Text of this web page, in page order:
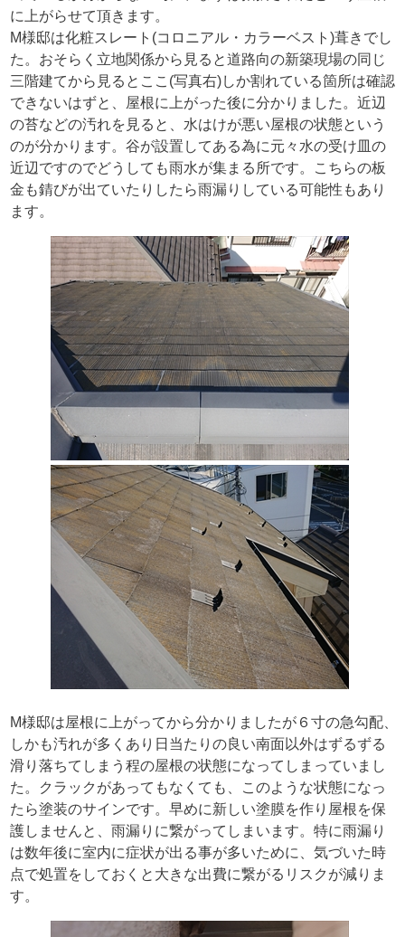
に上がらせて頂きます。
M様邸は化粧スレート(コロニアル・カラーベスト)葺きでし
た。おそらく立地関係から見ると道路向の新築現場の同じ
三階建てから見るとここ(写真右)しか割れている箇所は確認
できないはずと、屋根に上がった後に分かりました。近辺
の苔などの汚れを見ると、水はけが悪い屋根の状態という
のが分かります。谷が設置してある為に元々水の受け皿の
近辺ですのでどうしても雨水が集まる所です。こちらの板
金も錆びが出ていたりしたら雨漏りしている可能性もあり
ます。
M様邸は屋根に上がってから分かりましたが６寸の急勾配、
しかも汚れが多くあり日当たりの良い南面以外はずるずる
滑り落ちてしまう程の屋根の状態になってしまっていまし
た。クラックがあってもなくても、このような状態になっ
たら塗装のサインです。早めに新しい塗膜を作り屋根を保
護しませんと、雨漏りに繋がってしまいます。特に雨漏り
は数年後に室内に症状が出る事が多いために、気づいた時
点で処置をしておくと大きな出費に繋がるリスクが減りま
す。